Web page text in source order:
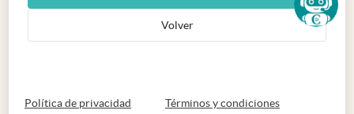
Volver
Política de privacidad abre en nueva pestaña
Términos y condicionesabre en nueva